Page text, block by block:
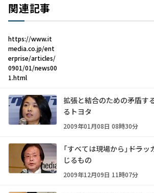
関連記事
https://www.it
media.co.jp/ent
erprise/articles/
0901/01/news00
1.html
拡張と結合のための矛盾す
るトヨタ
2009年01月08日 08時30分
「すべては現場から」――ドラ
じるもの
2009年12月09日 11時07分